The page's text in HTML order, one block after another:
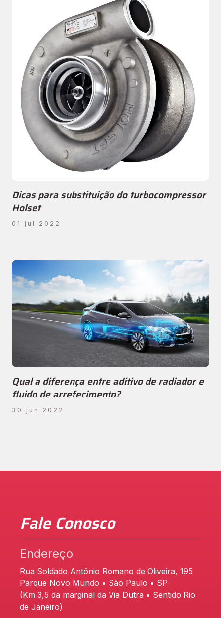
Dicas para substituição do turbocompressor
Holset
01 jul 2022
Qual a diferença entre aditivo de radiador e
fluido de arrefecimento?
30 jun 2022
Fale Conosco
Endereço
Rua Soldado Antônio Romano de Oliveira, 195
Parque Novo Mundo • São Paulo • SP
(Km 3,5 da marginal da Via Dutra • Sentido Rio
de Janeiro)